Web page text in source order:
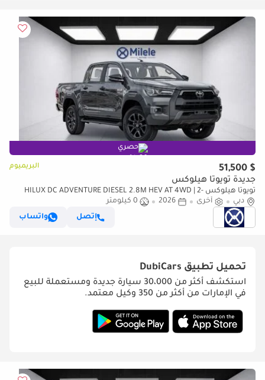
حصري
$ 51,500 البريميوم
جديدة تويوتا هيلوكس
تويوتا هيلوكس HILUX DC ADVENTURE DIESEL 2.8M HEV AT 4WD | 2-
YEAR WARRANTY + SERVICE AVAILABLE | IN-HOUSE FINANCING
دبي أخرى 2026
0 كيلومتر
إتصل
واتساب
تحميل تطبيق DubiCars
استكشف أكثر من 30،000 سيارة جديدة ومستعملة للبيع
في الإمارات من أكثر من 350 وكيل معتمد.